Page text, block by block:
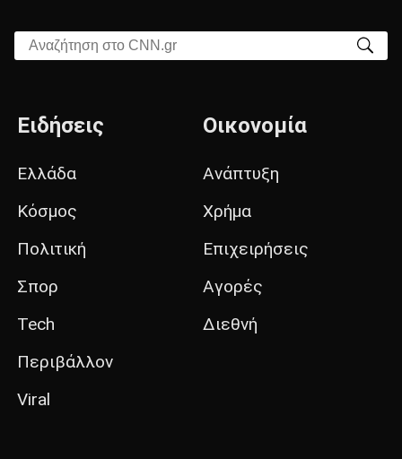
Αναζήτηση στο CNN.gr
Ειδήσεις
Ελλάδα
Κόσμος
Πολιτική
Σπορ
Tech
Περιβάλλον
Viral
Οικονομία
Ανάπτυξη
Χρήμα
Επιχειρήσεις
Αγορές
Διεθνή